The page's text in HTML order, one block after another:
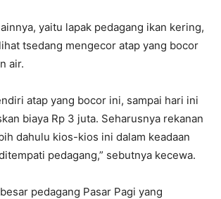
yaitu lapak pedagang ikan kering,
tsedang mengecor atap yang bocor
air.
atap yang bocor ini, sampai hari ini
biaya Rp 3 juta. Seharusnya rekanan
dahulu kios-kios ini dalam keadaan
pedagang,” sebutnya kecewa.
pedagang Pasar Pagi yang